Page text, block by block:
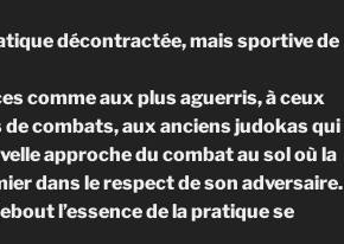
décontractée, mais sportive de
comme aux plus aguerris, à ceux
combats, aux anciens judokas qui
approche du combat au sol où la
dans le respect de son adversaire.
l’essence de la pratique se